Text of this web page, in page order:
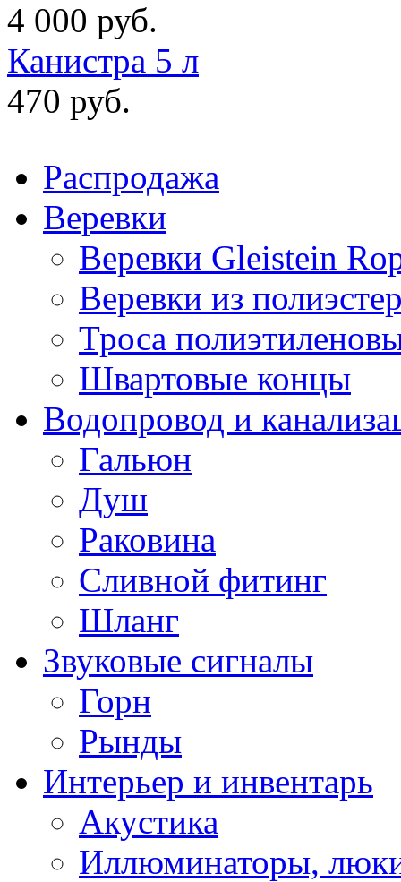
4 000 руб.
Канистра 5 л
470 руб.
Распродажа
Веревки
Веревки Gleistein
Веревки из
Троса
Швартовые концы
Водопровод и
Гальюн
Душ
Раковина
Сливной фитинг
Шланг
Звуковые сигналы
Горн
Рынды
Интерьер и инвентарь
Акустика
Иллюминаторы,